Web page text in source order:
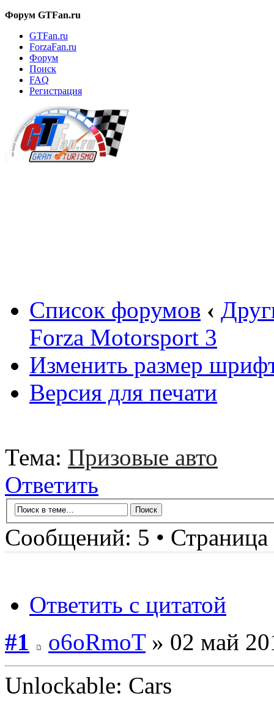
Форум GTFan.ru
GTFan.ru
ForzaFan.ru
Форум
Поиск
FAQ
Регистрация
Список форумов ‹
Forza Motorsport 3
Изменить размер
Версия для печати
Тема: Призовые авто
Ответить
Сообщений: 5 • Страница
Ответить с цитатой
#1
o6oRmoT» 02 май
Unlockable: Cars